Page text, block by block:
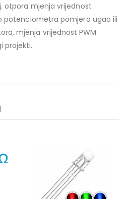
otpora mjenja vrijednost
potenciometra pomjera ugao ili
mjenja vrijednost PWM
projekti.